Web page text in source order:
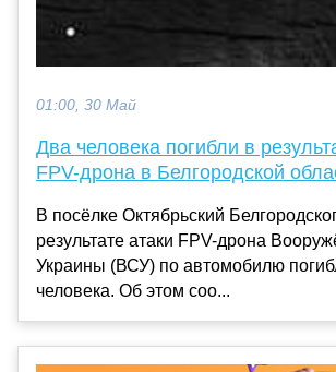
01:00, 30 Май
Два человека погибли в
FPV-дрона в Белгородской
В посёлке Октябрьский
результате атаки FPV-дрона
Украины (ВСУ) по автомобилю
человека. Об этом соо...